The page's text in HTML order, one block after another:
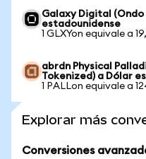
Galaxy Digital (Ondo
estadounidense
1 GLXYon equivale a
abrdn Physical
Tokenized) a Dólar
1 PALLon equivale a
Explorar más
Conversiones